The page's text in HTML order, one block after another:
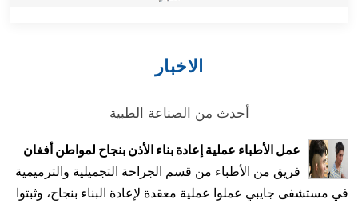
الاخبار
أحدث من الصناعة الطبية
عمل الأطباء عملية إعادة بناء الأذن بنجاح لمواطن أفغان
فريق من الأطباء من قسم الجراحة التجميلية والترميمية
في مستشفى جايبي عملوا عملية معقدة لإعادة البناء بنجاح، وثبتوا